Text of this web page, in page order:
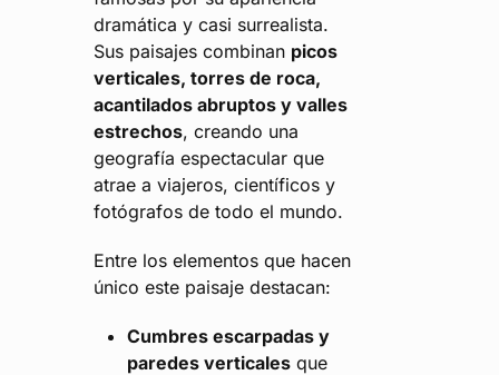
dramática y casi surrealista.
Sus paisajes combinan picos
verticales, torres de roca,
acantilados abruptos y valles
estrechos, creando una
geografía espectacular que
atrae a viajeros, científicos y
fotógrafos de todo el mundo.
Entre los elementos que hacen
único este paisaje destacan:
Cumbres escarpadas y
paredes verticales que